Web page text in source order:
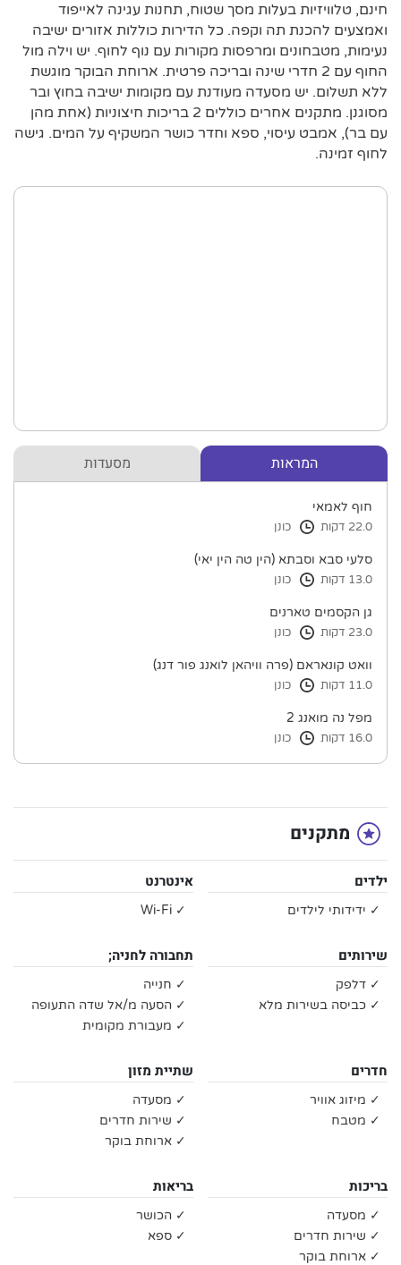
חינם, טלוויזיות בעלות מסך שטוח, תחנות עגינה לאייפוד
ואמצעים להכנת תה וקפה. כל הדירות כוללות אזורים ישיבה
נעימות, מטבחונים ומרפסות מקורות עם נוף לחוף. יש וילה מול
החוף עם 2 חדרי שינה ובריכה פרטית. ארוחת הבוקר מוגשת
ללא תשלום. יש מסעדה מעודנת עם מקומות ישיבה בחוץ ובר
מסוגנן. מתקנים אחרים כוללים 2 בריכות חיצוניות (אחת מהן
עם בר), אמבט עיסוי, ספא וחדר כושר המשקיף על המים. גישה
לחוף זמינה.
המראות מסעדות
חוף לאמאי
22.0 דקות כונן
סלעי סבא וסבתא (הין טה הין יאי)
13.0 דקות כונן
גן הקסמים טארנים
23.0 דקות כונן
וואט קונאראם (פרה וויהאן לואנג פור דנג)
11.0 דקות כונן
מפל נה מואנג 2
16.0 דקות כונן
מתקנים
ילדים
✓ ידידותי לילדים
אינטרנט
✓ Wi-Fi
שירותים
✓ דלפק
✓ כביסה בשירות מלא
תחבורה לחניה;
✓ חנייה
✓ הסעה מ/אל שדה התעופה
✓ מעבורת מקומית
חדרים
✓ מיזוג אוויר
✓ מטבח
שתיית מזון
✓ מסעדה
✓ שירות חדרים
✓ ארוחת בוקר
בריכות
✓ מסעדה
✓ שירות חדרים
✓ ארוחת בוקר
בריאות
✓ הכושר
✓ ספא